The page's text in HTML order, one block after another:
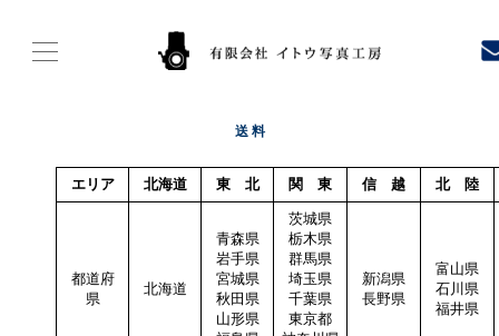
送 料
エリア 北海道 東 北 関 東 信 越 北 陸
都道府
県
北海道
青森県
岩手県
宮城県
秋田県
山形県
茨城県
栃木県
群馬県
埼玉県
千葉県
東京都
新潟県
長野県
富山県
石川県
福井県